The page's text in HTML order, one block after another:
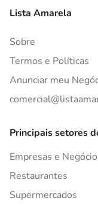
Lista Amarela
Sobre
Termos e Políticas
Anunciar meu
Principais setores
Empresas e
Restaurantes
Supermercados